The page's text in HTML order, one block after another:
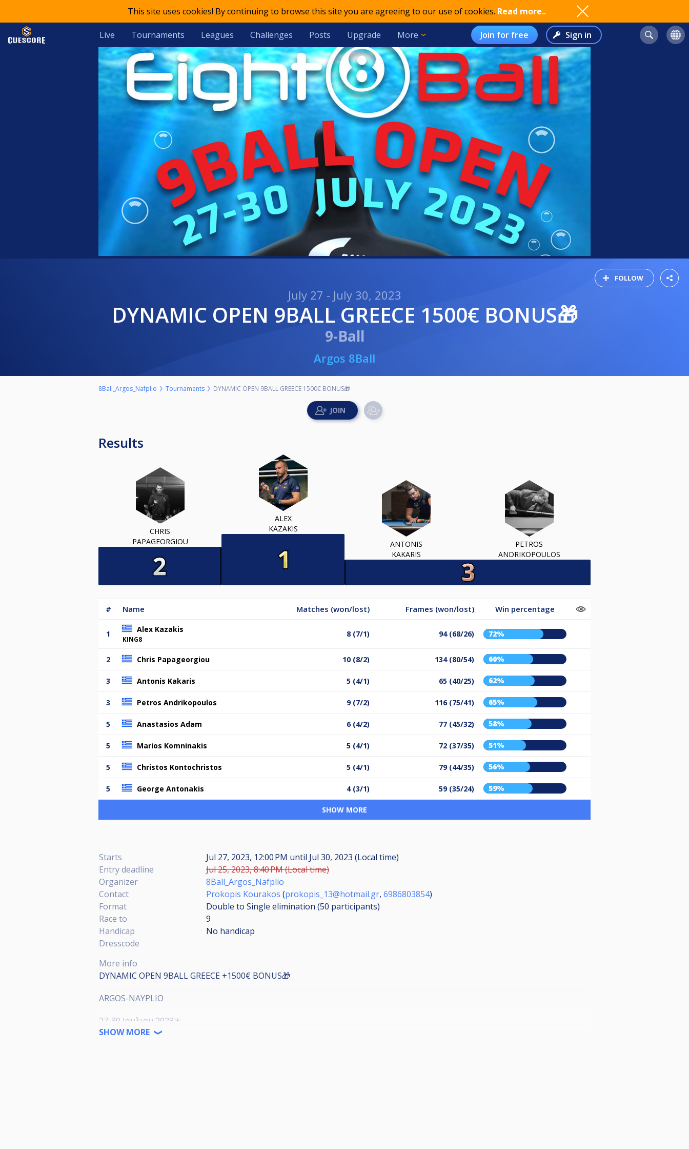
This site uses cookies! By continuing to browse this site you are agreeing to our use of cookies. Read more..
Live Tournaments Leagues Challenges Posts Upgrade More Join for free Sign in
FOLLOW
July 27 - July 30, 2023
DYNAMIC OPEN 9BALL GREECE 1500€ BONUS🎁
9-Ball
Argos 8Ball
8Ball_Argos_Nafplio Tournaments DYNAMIC OPEN 9BALL GREECE 1500€ BONUS🎁
Results
CHRIS
PAPAGEORGIOU
ALEX
KAZAKIS
ANTONIS
KAKARIS
PETROS
ANDRIKOPOULOS
# Name Matches (won/lost) Frames (won/lost) Win percentage
1 Alex Kazakis
KING8
8 (7/1) 94 (68/26) 72%
2 Chris Papageorgiou 10 (8/2) 134 (80/54) 60%
3 Antonis Kakaris 5 (4/1) 65 (40/25) 62%
3 Petros Andrikopoulos 9 (7/2) 116 (75/41) 65%
5 Anastasios Adam 6 (4/2) 77 (45/32) 58%
5 Marios Komninakis 5 (4/1) 72 (37/35) 51%
5 Christos Kontochristos 5 (4/1) 79 (44/35) 56%
5 George Antonakis 4 (3/1) 59 (35/24) 59%
SHOW MORE
Starts Jul 27, 2023, 12:00 PM until Jul 30, 2023 (Local time)
Entry deadline
Jul 25, 2023, 8:40 PM (Local time)
Organizer
8Ball_Argos_Nafplio
Contact
Prokopis Kourakos (prokopis_13@hotmail.gr, 6986803854)
Format
Double to Single elimination (50 participants)
Race to
9
Handicap
No handicap
Dresscode
More info
DYNAMIC OPEN 9BALL GREECE +1500€ BONUS🎁
ARGOS-NAYPLIO
27-30 Ιουλιου 2023☀️
SHOW MORE